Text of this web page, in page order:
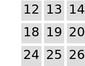
12 13 14
18 19 20
24 25 26